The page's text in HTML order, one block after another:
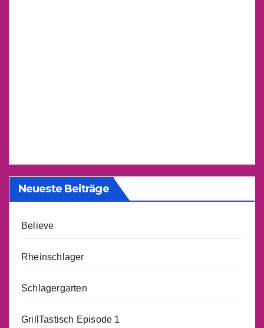
Neueste Beiträge
Believe
Rheinschlager
Schlagergarten
GrillTastisch Episode 1